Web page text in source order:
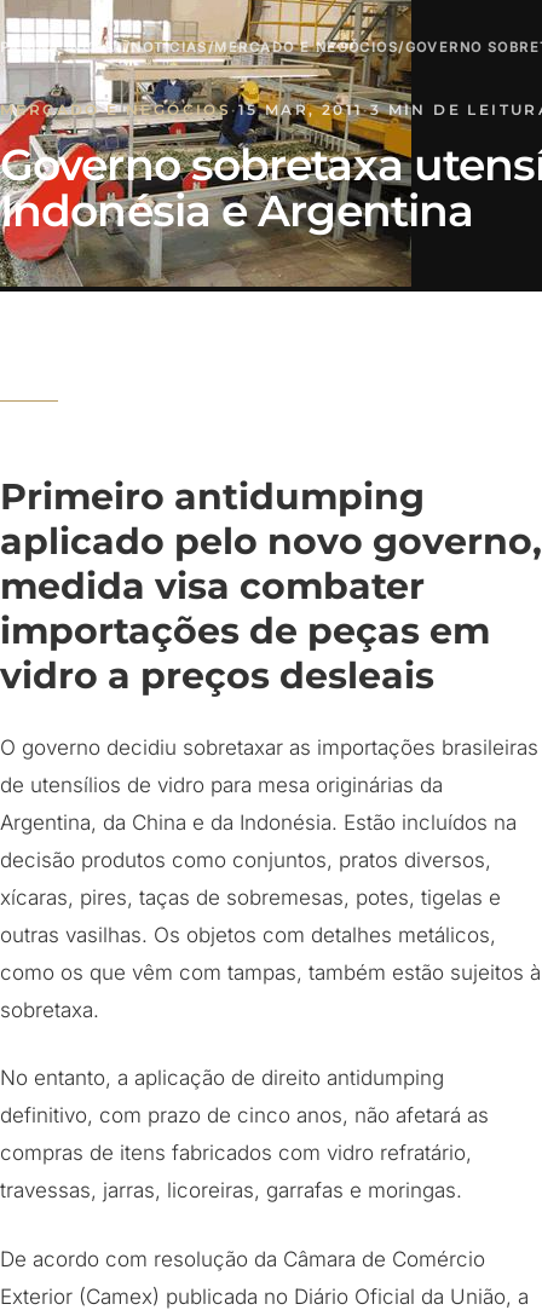
PÁGINA INICIAL/NOTÍCIAS/MERCADO E NEGÓCIOS/GOVERNO
MERCADO E NEGÓCIOS ·15 MAR, 2011·3 MIN DE
Governo sobretaxa
Indonésia e Argentina
Primeiro antidumping
aplicado pelo novo governo,
medida visa combater
importações de peças em
vidro a preços desleais
O governo decidiu sobretaxar as importações brasileiras
de utensílios de vidro para mesa originárias da
Argentina, da China e da Indonésia. Estão incluídos na
decisão produtos como conjuntos, pratos diversos,
xícaras, pires, taças de sobremesas, potes, tigelas e
outras vasilhas. Os objetos com detalhes metálicos,
como os que vêm com tampas, também estão sujeitos à
sobretaxa.
No entanto, a aplicação de direito antidumping
definitivo, com prazo de cinco anos, não afetará as
compras de itens fabricados com vidro refratário,
travessas, jarras, licoreiras, garrafas e moringas.
De acordo com resolução da Câmara de Comércio
Exterior (Camex) publicada no Diário Oficial da União, a